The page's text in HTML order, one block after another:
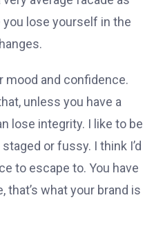
lose yourself in the
mood and confidence.
unless you have a
lose integrity. I like to be
or fussy. I think I’d
to escape to. You have
that’s what your brand is